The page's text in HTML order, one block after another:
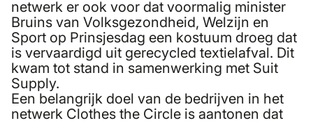
netwerk er ook voor dat voormalig minister
Bruins van Volksgezondheid, Welzijn en
Sport op Prinsjesdag een kostuum droeg dat
is vervaardigd uit gerecycled textielafval. Dit
kwam tot stand in samenwerking met Suit
Supply.
Een belangrijk doel van de bedrijven in het
netwerk Clothes the Circle is aantonen dat